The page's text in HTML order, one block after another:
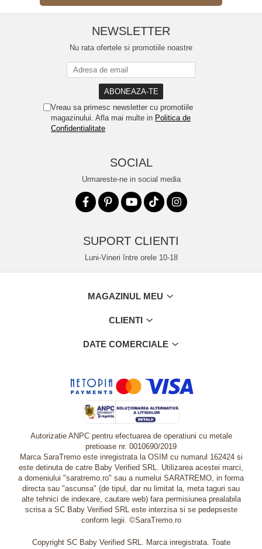
NEWSLETTER
Nu rata ofertele si promotiile noastre
Vreau sa primesc newsletter cu promotiile
magazinului. Afla mai multe in Politica de
Confidentialitate
SOCIAL
Urmareste-ne in social media
SUPORT CLIENTI
Luni-Vineri între orele 10-18
MAGAZINUL MEU
CLIENTI
DATE COMERCIALE
Autorizatie ANPC pentru efectuarea de operatiuni cu metale
pretioase nr. 0010690/2019
Marca SaraTremo este inregistrata la OSIM cu numarul 162424 si
este detinuta de catre Baby Verified SRL. Utilizarea acestei marci,
a domeniului "saratremo.ro" sau a numelui SARATREMO, in forma
directa sau "ascunsa" (de tipul, dar nu limitat la, meta taguri sau
alte tehnici de indexare, cautare web) fara permisiunea prealabila
scrisa a SC Baby Verified SRL este interzisa si se pedepseste
conform legii. ©SaraTremo.ro
Copyright SC Baby Verified SRL. Marca inregistrata. Toate